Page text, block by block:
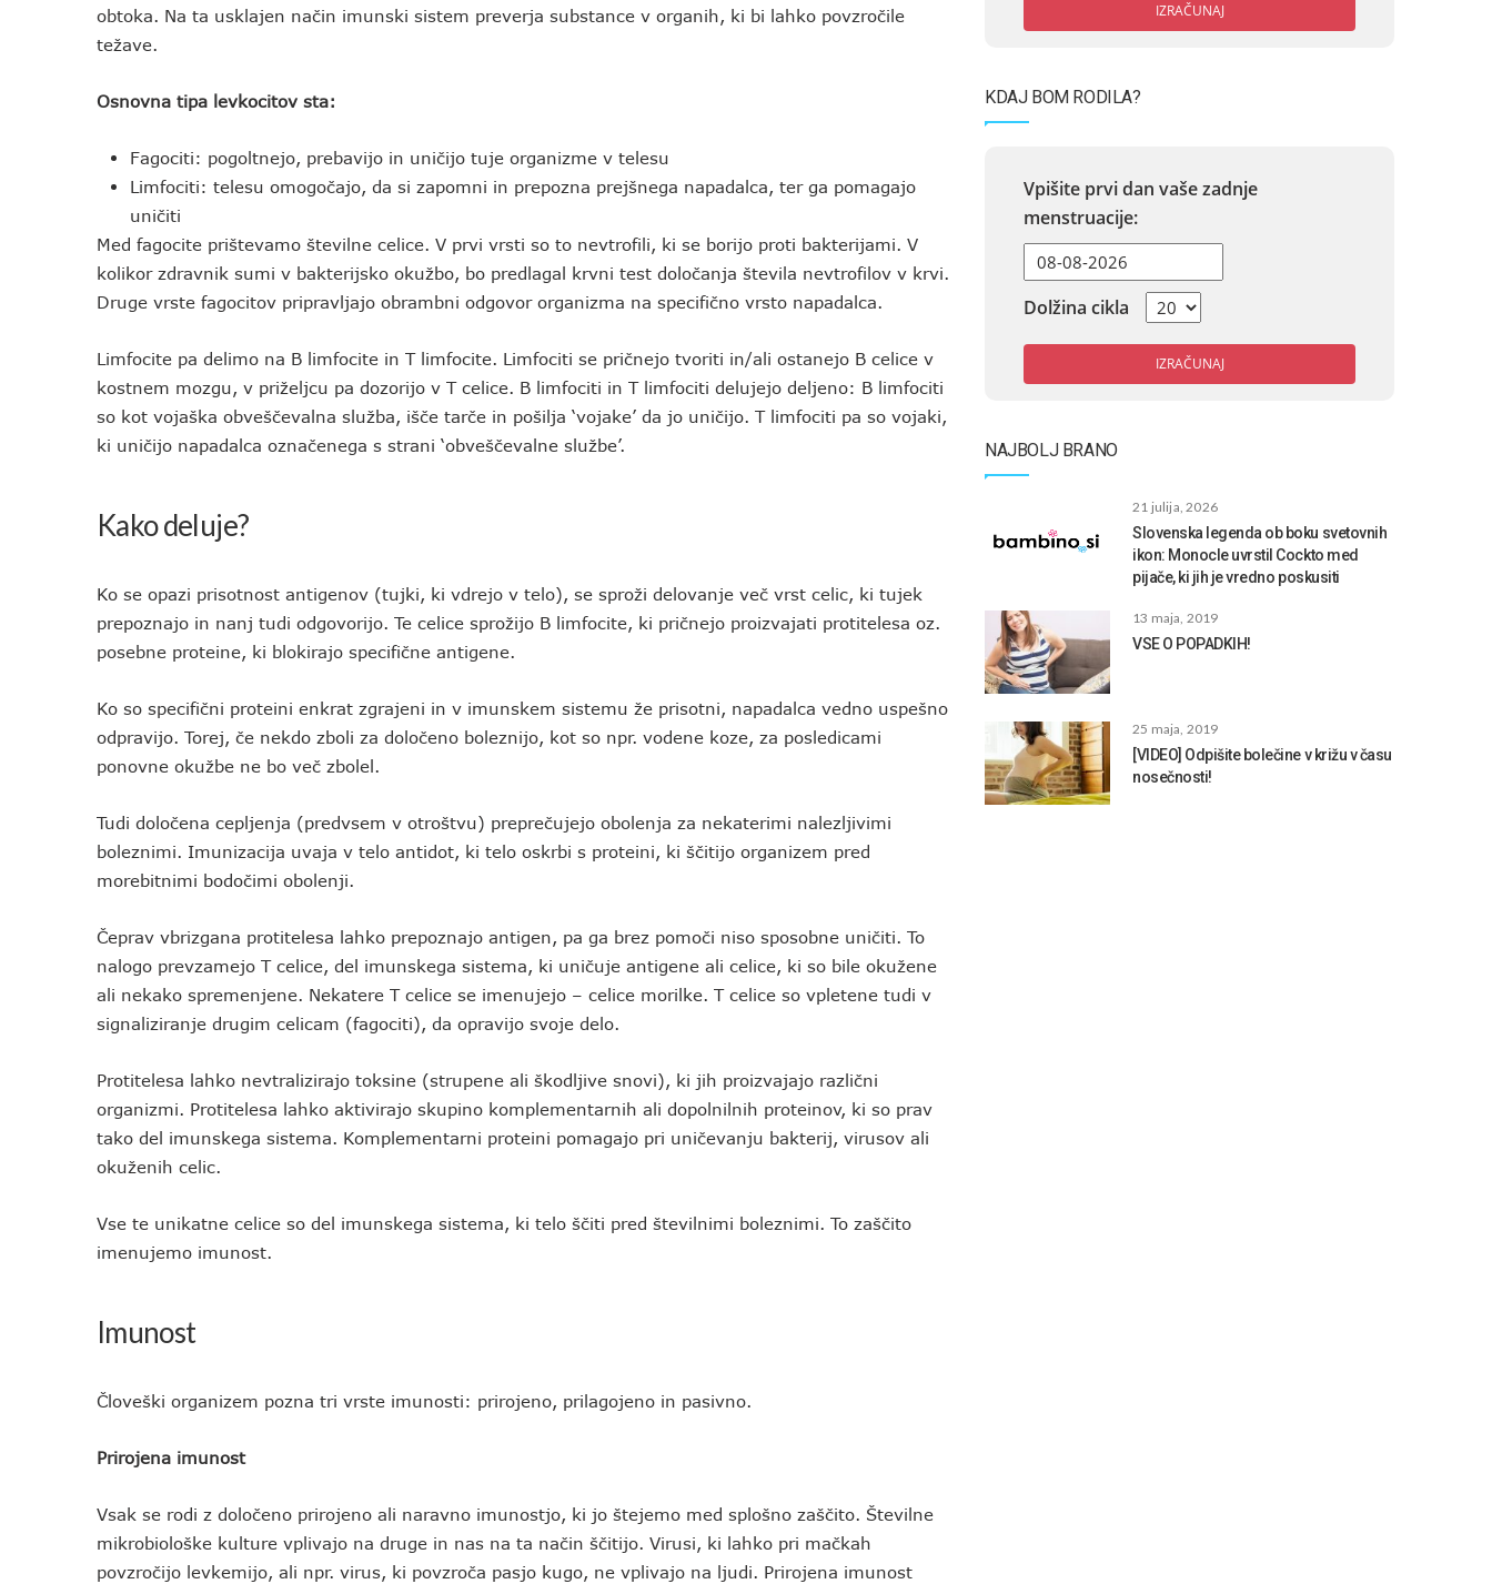
obtoka. Na ta usklajen način imunski sistem preverja substance v organih, ki bi lahko povzročile
težave.
Osnovna tipa levkocitov sta:
Fagociti: pogoltnejo, prebavijo in uničijo tuje organizme v telesu
Limfociti: telesu omogočajo, da si zapomni in prepozna prejšnega napadalca, ter ga pomagajo
uničiti
Med fagocite prištevamo številne celice. V prvi vrsti so to nevtrofili, ki se borijo proti bakterijami. V
kolikor zdravnik sumi v bakterijsko okužbo, bo predlagal krvni test določanja števila nevtrofilov v krvi.
Druge vrste fagocitov pripravljajo obrambni odgovor organizma na specifično vrsto napadalca.
Limfocite pa delimo na B limfocite in T limfocite. Limfociti se pričnejo tvoriti in/ali ostanejo B celice v
kostnem mozgu, v priželjcu pa dozorijo v T celice. B limfociti in T limfociti delujejo deljeno: B limfociti
so kot vojaška obveščevalna služba, išče tarče in pošilja ‘vojake’ da jo uničijo. T limfociti pa so vojaki,
ki uničijo napadalca označenega s strani ‘obveščevalne službe’.
Kako deluje?
Ko se opazi prisotnost antigenov (tujki, ki vdrejo v telo), se sproži delovanje več vrst celic, ki tujek
prepoznajo in nanj tudi odgovorijo. Te celice sprožijo B limfocite, ki pričnejo proizvajati protitelesa oz.
posebne proteine, ki blokirajo specifične antigene.
Ko so specifični proteini enkrat zgrajeni in v imunskem sistemu že prisotni, napadalca vedno uspešno
odpravijo. Torej, če nekdo zboli za določeno boleznijo, kot so npr. vodene koze, za posledicami
ponovne okužbe ne bo več zbolel.
Tudi določena cepljenja (predvsem v otroštvu) preprečujejo obolenja za nekaterimi nalezljivimi
boleznimi. Imunizacija uvaja v telo antidot, ki telo oskrbi s proteini, ki ščitijo organizem pred
morebitnimi bodočimi obolenji.
Čeprav vbrizgana protitelesa lahko prepoznajo antigen, pa ga brez pomoči niso sposobne uničiti. To
nalogo prevzamejo T celice, del imunskega sistema, ki uničuje antigene ali celice, ki so bile okužene
ali nekako spremenjene. Nekatere T celice se imenujejo – celice morilke. T celice so vpletene tudi v
signaliziranje drugim celicam (fagociti), da opravijo svoje delo.
Protitelesa lahko nevtralizirajo toksine (strupene ali škodljive snovi), ki jih proizvajajo različni
organizmi. Protitelesa lahko aktivirajo skupino komplementarnih ali dopolnilnih proteinov, ki so prav
tako del imunskega sistema. Komplementarni proteini pomagajo pri uničevanju bakterij, virusov ali
okuženih celic.
Vse te unikatne celice so del imunskega sistema, ki telo ščiti pred številnimi boleznimi. To zaščito
imenujemo imunost.
Imunost
Človeški organizem pozna tri vrste imunosti: prirojeno, prilagojeno in pasivno.
Prirojena imunost
Vsak se rodi z določeno prirojeno ali naravno imunostjo, ki jo štejemo med splošno zaščito. Številne
mikrobiološke kulture vplivajo na druge in nas na ta način ščitijo. Virusi, ki lahko pri mačkah
povzročijo levkemijo, ali npr. virus, ki povzroča pasjo kugo, ne vplivajo na ljudi. Prirojena imunost
IZRAČUNAJ
KDAJ BOM RODILA?
Vpišite prvi dan vaše zadnje
menstruacije:
Dolžina cikla
IZRAČUNAJ
NAJBOLJ BRANO
21 julija, 2026
Slovenska legenda ob boku svetovnih
ikon: Monocle uvrstil Cockto med
pijače, ki jih je vredno poskusiti
13 maja, 2019
VSE O POPADKIH!
25 maja, 2019
[VIDEO] Odpišite bolečine v križu v času
nosečnosti!